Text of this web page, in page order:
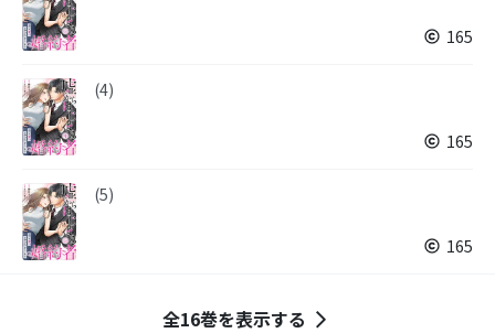
165
(4)
165
(5)
165
全16巻を表示する